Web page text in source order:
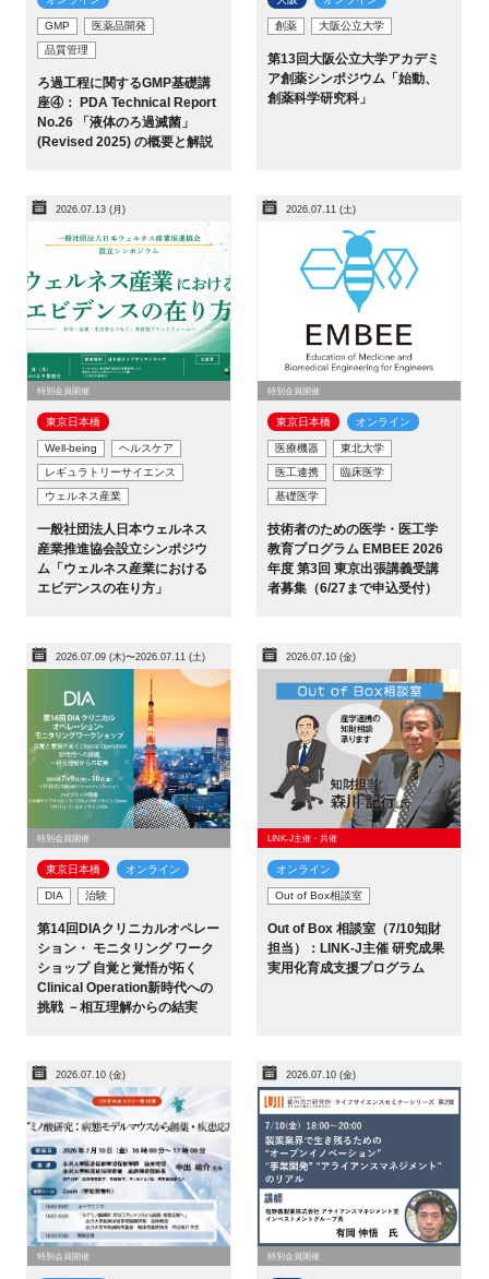
GMP
医薬品開発
品質管理
ろ過工程に関するGMP基礎講
座④： PDA Technical Report
No.26 「液体のろ過滅菌」
(Revised 2025) の概要と解説
創薬 大阪公立大学
第13回大阪公立大学アカデミ
ア創薬シンポジウム「始動、
創薬科学研究科」
2026.07.13 (月)
特別会員開催
東京日本橋​
Well-being
ヘルスケア
レギュラトリーサイエンス
ウェルネス産業
一般社団法人日本ウェルネス
産業推進協会設立シンポジウ
ム「ウェルネス産業における
エビデンスの在り方」
2026.07.11 (土)
特別会員開催
東京日本橋​ オンライン
医療機器
東北大学
医工連携
臨床医学
基礎医学
技術者のための医学・医工学
教育プログラム EMBEE 2026
年度 第3回 東京出張講義受講
者募集（6/27まで申込受付）
2026.07.09 (木)〜2026.07.11 (土)
特別会員開催
東京日本橋​ オンライン
DIA 治験
第14回DIAクリニカルオペレー
ション・ モニタリング ワーク
ショップ 自覚と覚悟が拓く
Clinical Operation新時代への
挑戦 －相互理解からの結実
2026.07.10 (金)
LINK-J主催・共催
オンライン
Out of Box相談室
Out of Box 相談室（7/10知財
担当）：LINK-J主催 研究成果
実用化育成支援プログラム
2026.07.10 (金)
特別会員開催
2026.07.10 (金)
特別会員開催